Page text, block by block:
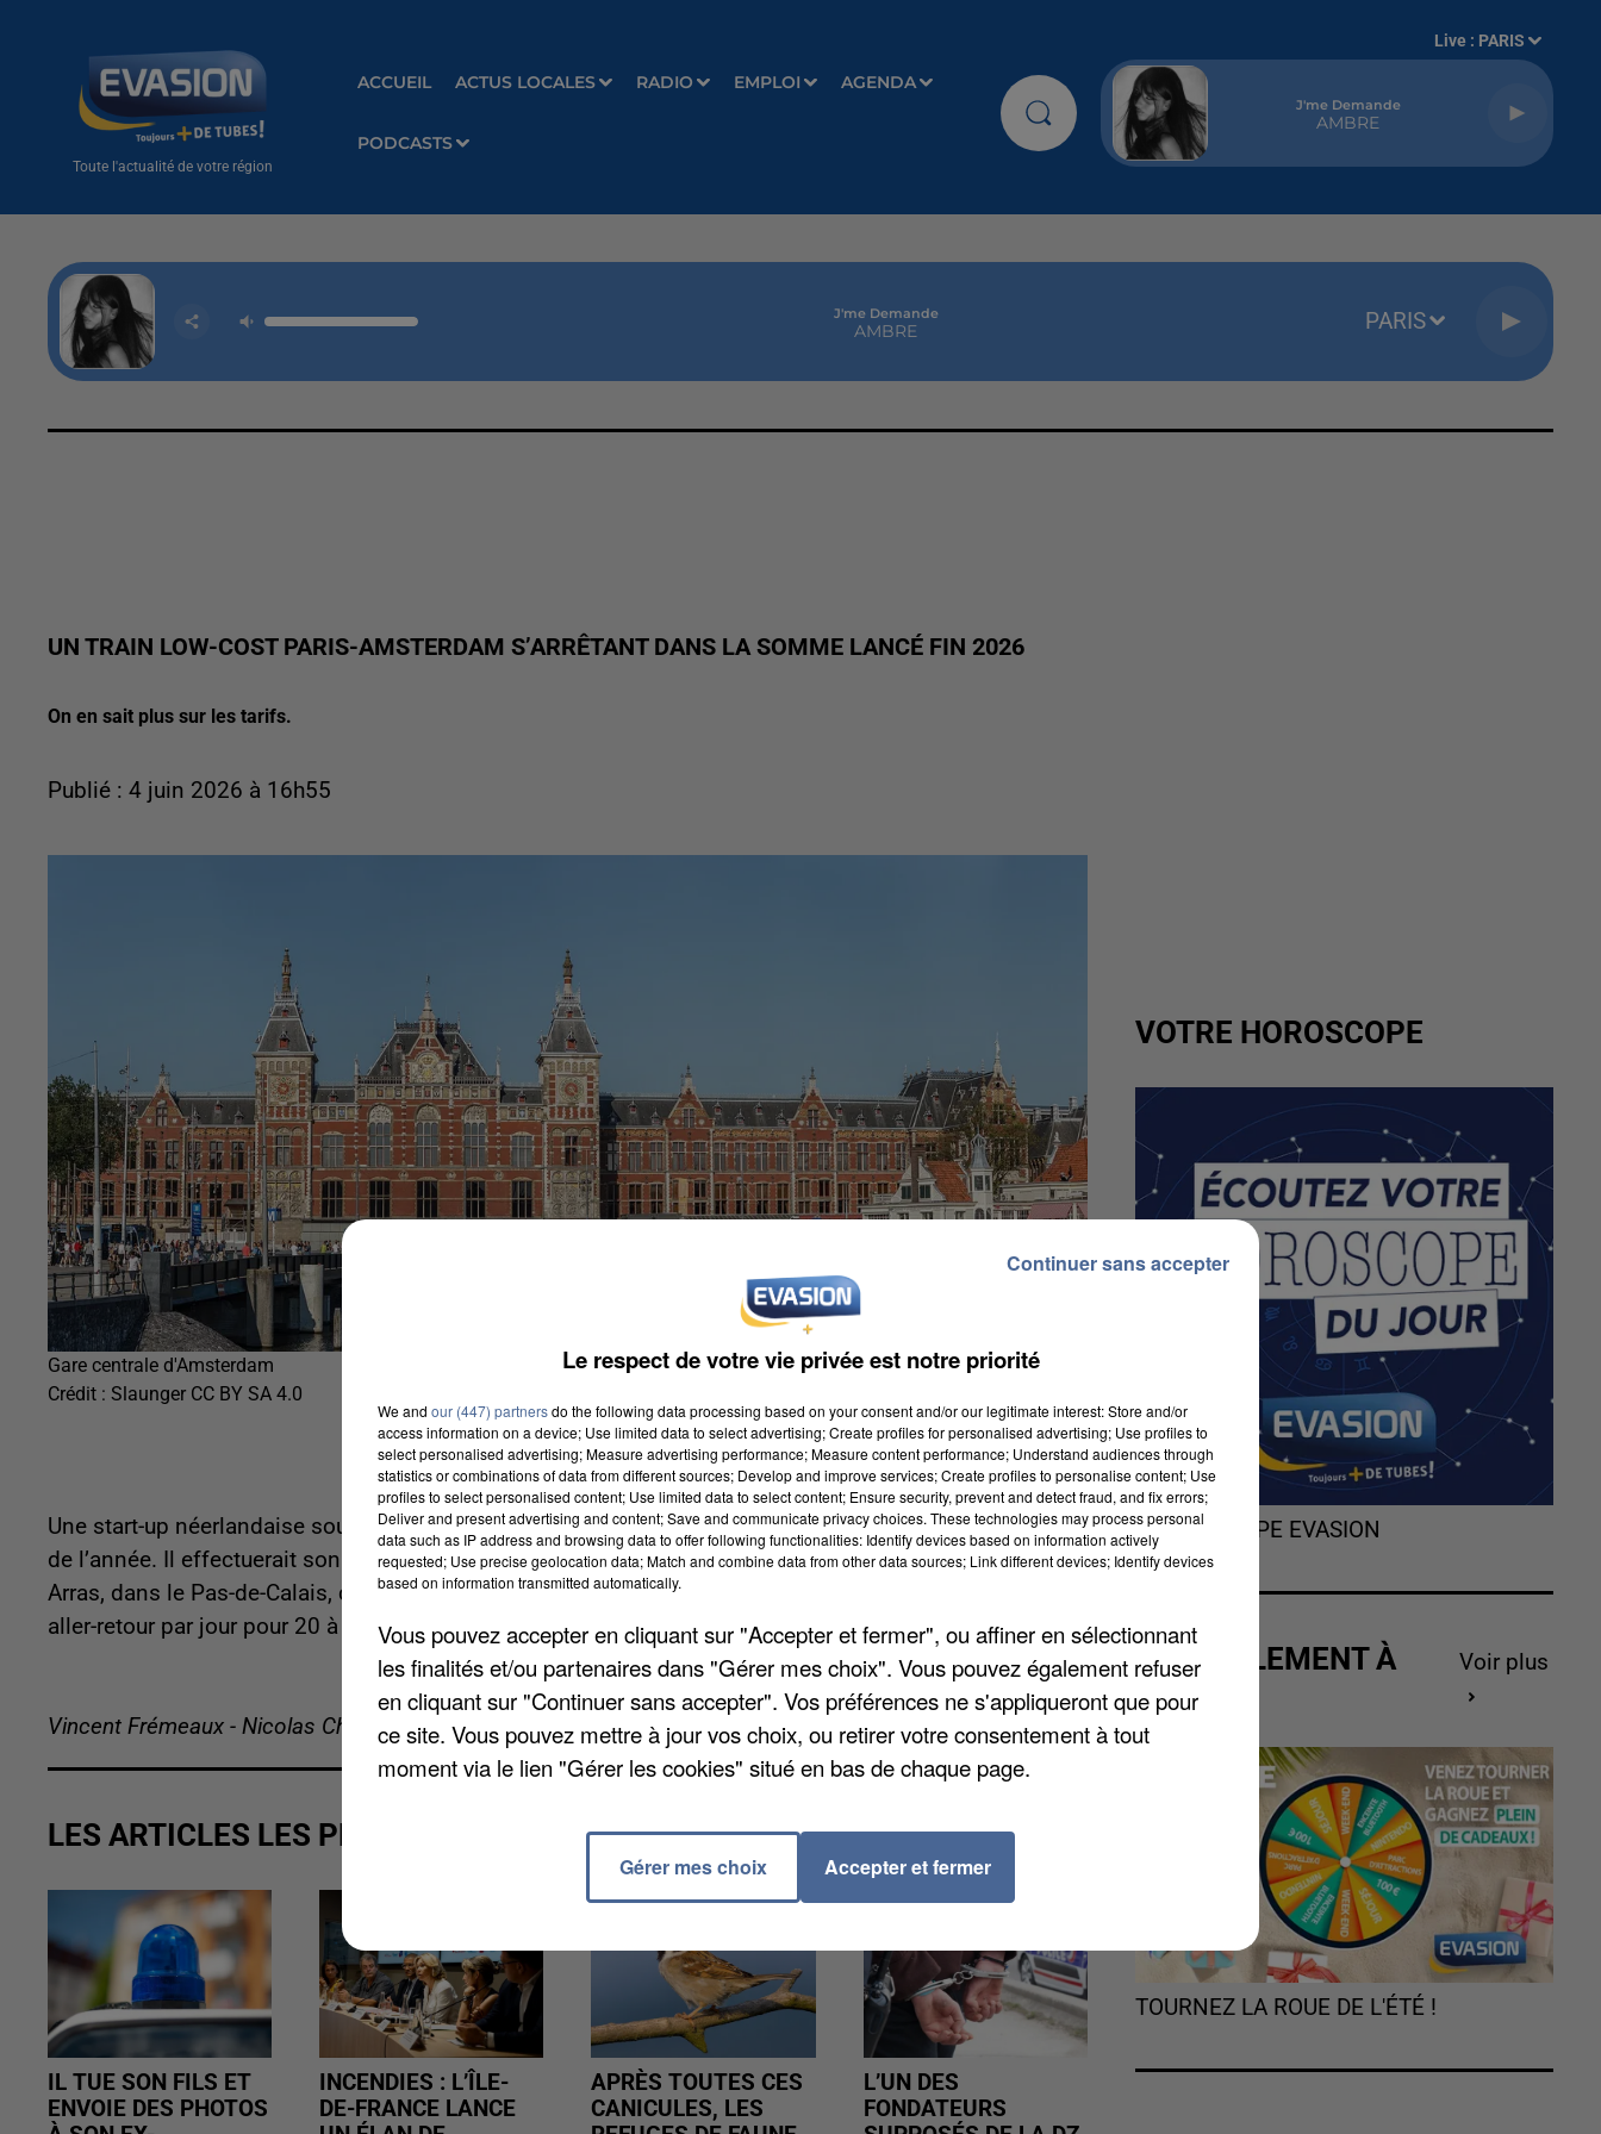
Toute l'actualité de votre région
ACCUEIL ACTUS LOCALES RADIO EMPLOI AGENDA
PODCASTS
Live : PARIS
J'me Demande
AMBRE
J'me Demande
AMBRE PARIS
UN TRAIN LOW-COST PARIS-AMSTERDAM S’ARRÊTANT DANS LA SOMME LANCÉ FIN 2026
On en sait plus sur les tarifs.
Publié : 4 juin 2026 à 16h55
Gare centrale d'Amsterdam
Crédit : Slaunger CC BY SA 4.0
Une start-up néerlandaise souhaite mettre ce train GoVolta à moyenne vitesse en circulation dès la fin
de l’année. Il effectuerait son trajet en 6 heures avec 11 arrêts dont un à Longueau, dans la Somme, et
Arras, dans le Pas-de-Calais, contre 3h20 et un seul arrêt à Bruxelles pour le TGV classique. Il ferait un
aller-retour par jour pour 20 à 50€. Un trajet Longueau-Amsterdam reviendrait entre 16 et 19€.
Vincent Frémeaux - Nicolas Chacun
LES ARTICLES LES PLUS VUS
IL TUE SON FILS ET
ENVOIE DES PHOTOS
INCENDIES : L’ÎLE-
DE-FRANCE LANCE
APRÈS TOUTES CES
CANICULES, LES
L’UN DES
FONDATEURS
VOTRE HOROSCOPE
L'HOROSCOPE EVASION
ACTUELLEMENT À
GAGNER
Voir plus
TOURNEZ LA ROUE DE L'ÉTÉ !
Le respect de votre vie privée est notre priorité
We and our (447) partnersdo the following data processing based on your consent and/or our legitimate interest: Store and/or
access information on a device; Use limited data to select advertising; Create profiles for personalised advertising; Use profiles to
select personalised advertising; Measure advertising performance; Measure content performance; Understand audiences through
statistics or combinations of data from different sources; Develop and improve services; Create profiles to personalise content; Use
profiles to select personalised content; Use limited data to select content; Ensure security, prevent and detect fraud, and fix errors;
Deliver and present advertising and content; Save and communicate privacy choices. These technologies may process personal
data such as IP address and browsing data to offer following functionalities: Identify devices based on information actively
requested; Use precise geolocation data; Match and combine data from other data sources; Link different devices; Identify devices
based on information transmitted automatically.
Vous pouvez accepter en cliquant sur "Accepter et fermer", ou affiner en sélectionnant
les finalités et/ou partenaires dans "Gérer mes choix". Vous pouvez également refuser
en cliquant sur "Continuer sans accepter". Vos préférences ne s'appliqueront que pour
ce site. Vous pouvez mettre à jour vos choix, ou retirer votre consentement à tout
moment via le lien "Gérer les cookies" situé en bas de chaque page.
Gérer mes choix Accepter et fermer
Continuer sans accepter